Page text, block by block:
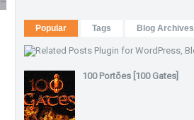
Popular Tags Blog Archives
100 Portões [100 Gates]